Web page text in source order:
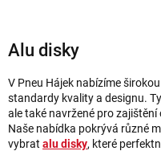
Alu disky
V Pneu Hájek nabízíme
standardy kvality a designu.
ale také navržené pro
Naše nabídka pokrývá různé
vybrat alu disky, které